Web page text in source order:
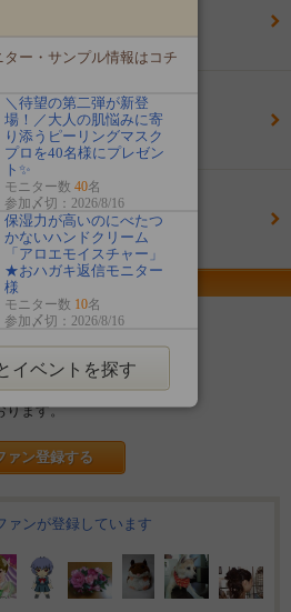
ヴァージェル１２ｇ
るファンサイトです。
ります。
ァン登録する
ァンが登録しています
ー・サンプル情報はコチ
＼待望の第二弾が新登
場！／大人の肌悩みに寄
り添うピーリングマスク
プロを40名様にプレゼン
ト✨
モニター数 40名
参加〆切：2026/8/16
保湿力が高いのにべたつ
かないハンドクリーム
「アロエモイスチャー」
★おハガキ返信モニター
様
モニター数 10名
参加〆切：2026/8/16
イベントを探す